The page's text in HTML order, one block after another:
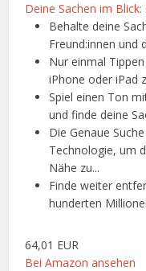
Deine Sachen im Blick:
Behalte deine
Freund:innen und
Nur einmal
iPhone oder iPad
Spiel einen Ton
und finde deine
Die Genaue
Technologie, um
Nähe zu...
Finde weiter
hunderten
64,01 EUR
Bei Amazon ansehen